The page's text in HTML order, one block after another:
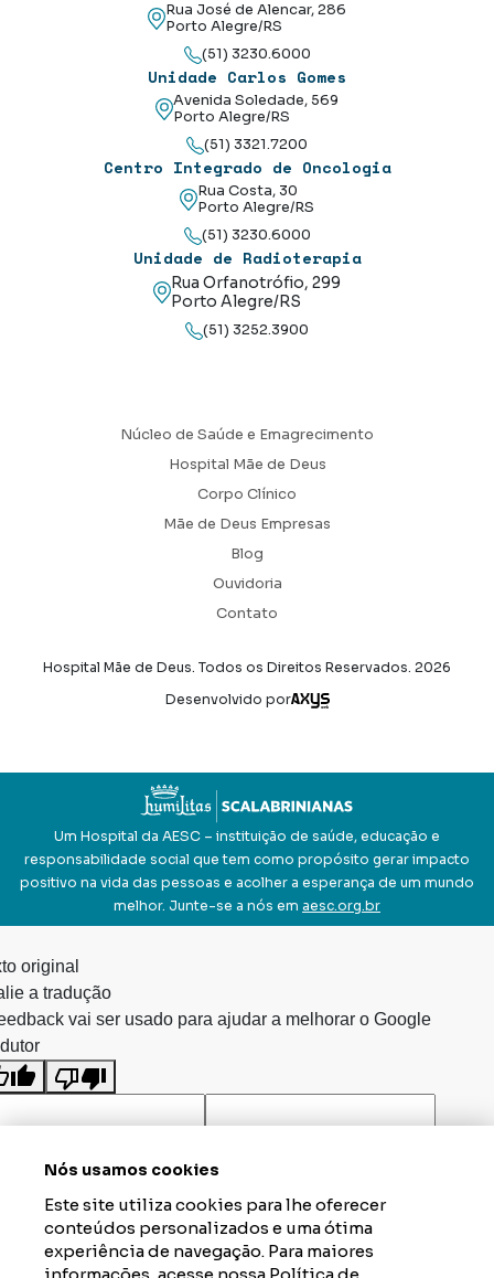
Rua José de Alencar, 286
Porto Alegre/RS
(51) 3230.6000
Unidade Carlos Gomes
Avenida Soledade, 569
Porto Alegre/RS
(51) 3321.7200
Centro Integrado de Oncologia
Rua Costa, 30
Porto Alegre/RS
(51) 3230.6000
Unidade de Radioterapia
Rua Orfanotrófio, 299
Porto Alegre/RS
(51) 3252.3900
Núcleo de Saúde e Emagrecimento
Hospital Mãe de Deus
Corpo Clínico
Mãe de Deus Empresas
Blog
Ouvidoria
Contato
Hospital Mãe de Deus. Todos os Direitos Reservados. 2026
Desenvolvido por
Axysweb
Um Hospital da AESC – instituição de saúde, educação e
responsabilidade social que tem como propósito gerar impacto
positivo na vida das pessoas e acolher a esperança de um mundo
melhor. Junte-se a nós em aesc.org.br
Nós usamos cookies
Este site utiliza cookies para lhe oferecer
conteúdos personalizados e uma ótima
experiência de navegação. Para maiores
original
a tradução
vai ser usado para ajudar a melhorar o Google